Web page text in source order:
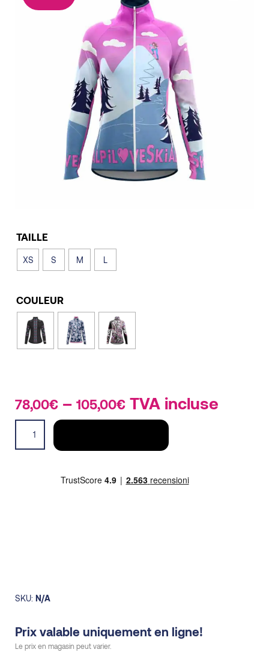
TAILLE
XS S M L
COULEUR
78,00€ – 105,00€ Price
range:
through
TVA incluse
Wonder
SKU: N/A
Prix valable uniquement en ligne!
Le prix en magasin peut varier.